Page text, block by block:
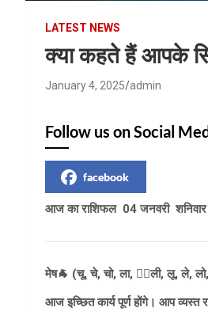
LATEST NEWS
क्या कहते हैं आपके
January 4, 2025 admin
Follow us on Social
facebook
आज का राशिफल 04 जनवरी शनिवार
मेष🐐 (चू, चे, चो, ला, 👌🏼ली, लू, ले,
आज इच्छित कार्य पूर्ण होंगे। आप